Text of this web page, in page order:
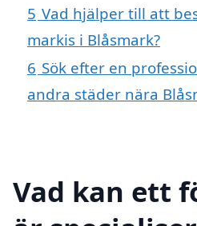
5 Vad hjälper till att
markis i Blåsmark?
6 Sök efter en
andra städer nära
Vad kan ett